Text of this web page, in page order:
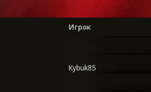
Игрок
Kybuk85